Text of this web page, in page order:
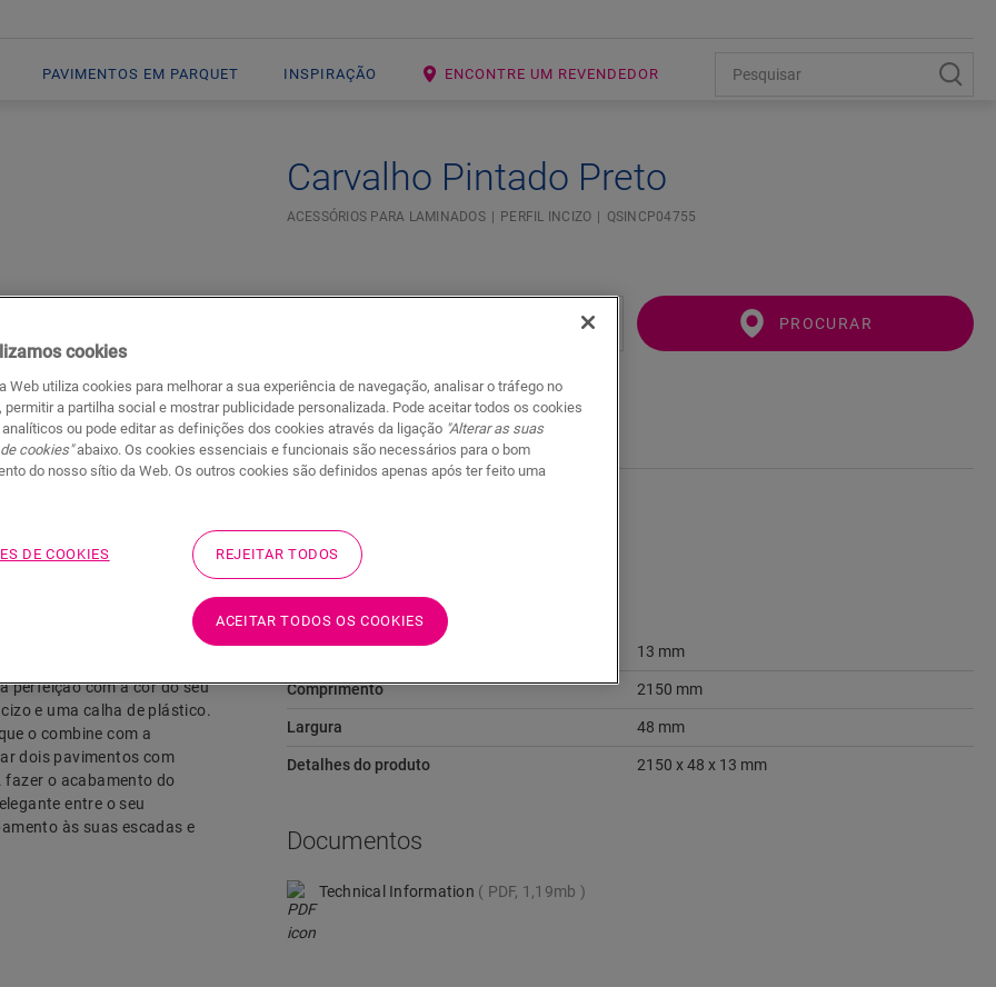
PAVIMENTOS EM PARQUET INSPIRAÇÃO ENCONTRE UM REVENDEDOR
Carvalho Pintado Preto
ACESSÓRIOS PARA LAMINADOS PERFIL INCIZO QSINCP04755
PROCURAR
Ir para Documentos
perfeição com a cor do seu
e uma calha de plástico.
o combine com a
dois pavimentos com
o acabamento do
entre o seu
às suas escadas e
Dimensões
Altura 13 mm
Comprimento 2150 mm
Largura 48 mm
Detalhes do produto 2150 x 48 x 13 mm
Documentos
Technical Information PDF, 1,19mb
cookies
Web utiliza cookies para melhorar a sua experiência de navegação, analisar o tráfego no
permitir a partilha social e mostrar publicidade personalizada. Pode aceitar todos os cookies
ou pode editar as definições dos cookies através da ligação "Alterar as suas
cookies"abaixo. Os cookies essenciais e funcionais são necessários para o bom
do nosso sítio da Web. Os outros cookies são definidos apenas após ter feito uma
DE COOKIES REJEITAR TODOS
ACEITAR TODOS OS COOKIES